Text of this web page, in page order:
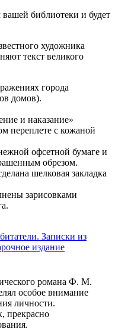
библиотеки и будет
художника
текст великого
города
домов).
и наказание»
переплете с кожаной
офсетной бумаге и
обрезом.
шелковая закладка
зарисовками
Записки из
издание
романа Ф. М.
особое внимание
личности.
прекрасно